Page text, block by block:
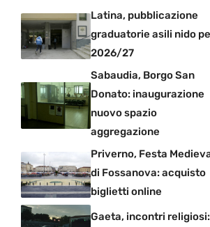
Latina, pubblicazione
graduatorie asili nido
2026/27
Sabaudia, Borgo San
Donato: inaugurazione
nuovo spazio
aggregazione
Priverno, Festa
di Fossanova: acquisto
biglietti online
Gaeta, incontri religiosi: